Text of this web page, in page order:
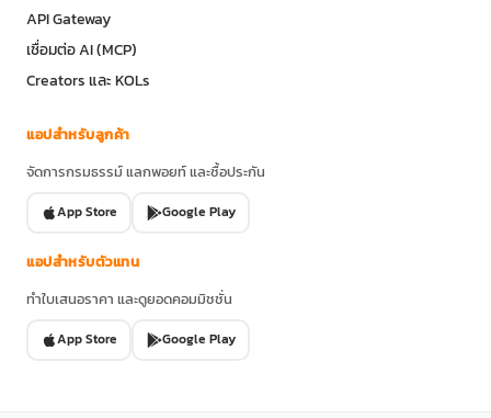
API Gateway
เชื่อมต่อ AI (MCP)
Creators และ KOLs
แอปสำหรับลูกค้า
จัดการกรมธรรม์ แลกพอยท์ และซื้อประกัน
App Store Google Play
แอปสำหรับตัวแทน
ทำใบเสนอราคา และดูยอดคอมมิชชั่น
App Store Google Play